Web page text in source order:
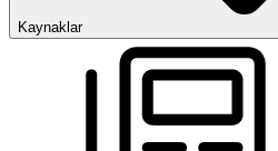
Kaynaklar